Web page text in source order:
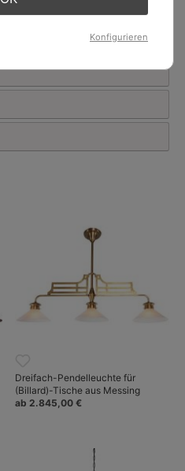
Dreifach-Pendelleuchte für
(Billard)-Tische aus Messing
ab 2.845,00 €
Konfigurieren